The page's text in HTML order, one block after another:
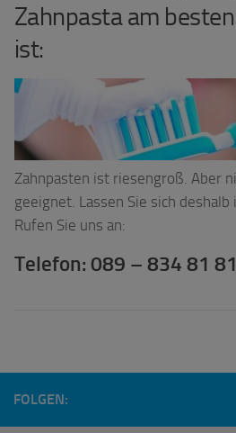
Zahnpasta am
ist:
Zahnpasten ist riesengroß. Aber
geeignet. Lassen Sie sich
Rufen Sie uns an:
Telefon: 089 – 834 81 81
FOLGEN: